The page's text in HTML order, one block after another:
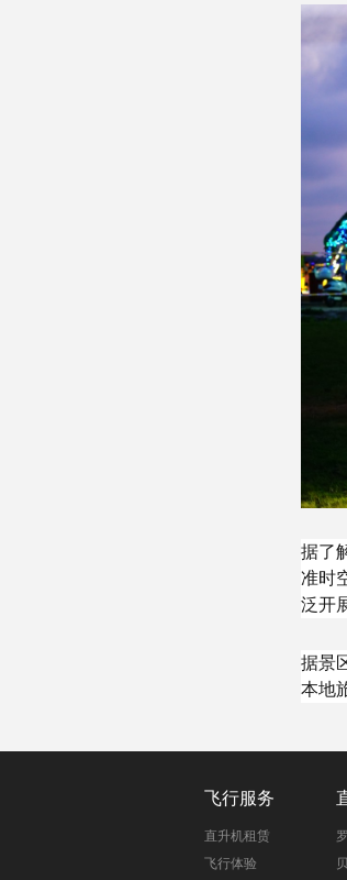
据了
准时
泛开
据景
本地
飞行服务
直升机租赁
飞行体验